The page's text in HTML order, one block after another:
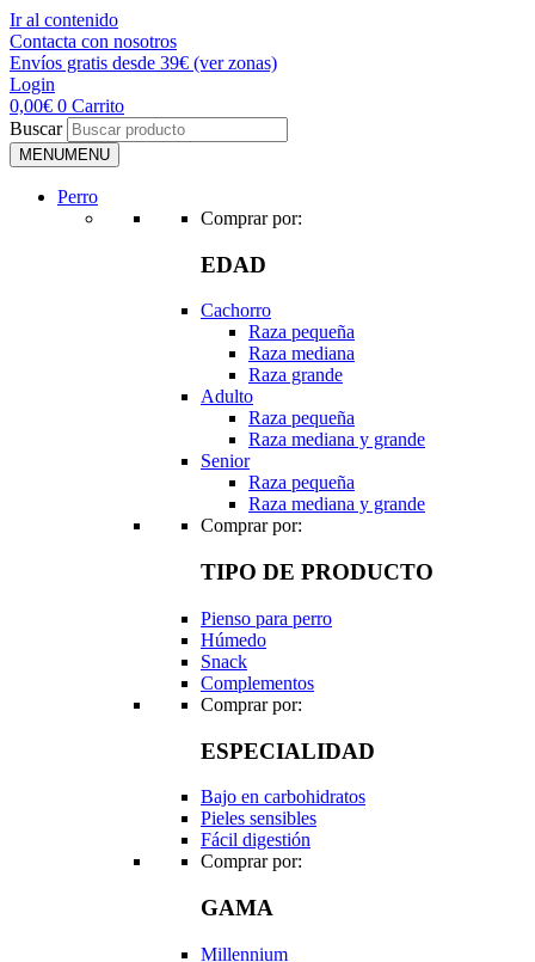
Ir al contenido
Contacta con nosotros
Envíos gratis desde 39€ (ver zonas)
Login
0,00€ 0 Carrito
Buscar
MENUMENU
Perro
Comprar por:
EDAD
Cachorro
Raza pequeña
Raza mediana
Raza grande
Adulto
Raza pequeña
Raza mediana y grande
Senior
Raza pequeña
Raza mediana y grande
Comprar por:
TIPO DE PRODUCTO
Pienso para perro
Húmedo
Snack
Complementos
Comprar por:
ESPECIALIDAD
Bajo en carbohidratos
Pieles sensibles
Fácil digestión
Comprar por:
GAMA
Millennium